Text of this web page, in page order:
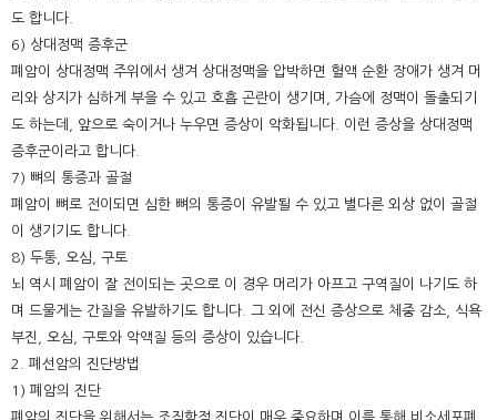
도 합니다.
6) 상대정맥 증후군
폐암이 상대정맥 주위에서 생겨 상대정맥을 압박하면 혈액 순환 장애가 생겨 머
리와 상지가 심하게 부을 수 있고 호흡 곤란이 생기며, 가슴에 정맥이 돌출되기
도 하는데, 앞으로 숙이거나 누우면 증상이 악화됩니다. 이런 증상을 상대정맥
증후군이라고 합니다.
7) 뼈의 통증과 골절
폐암이 뼈로 전이되면 심한 뼈의 통증이 유발될 수 있고 별다른 외상 없이 골절
이 생기기도 합니다.
8) 두통, 오심, 구토
뇌 역시 폐암이 잘 전이되는 곳으로 이 경우 머리가 아프고 구역질이 나기도 하
며 드물게는 간질을 유발하기도 합니다. 그 외에 전신 증상으로 체중 감소, 식욕
부진, 오심, 구토와 악액질 등의 증상이 있습니다.
2. 폐선암의 진단방법
1) 폐암의 진단